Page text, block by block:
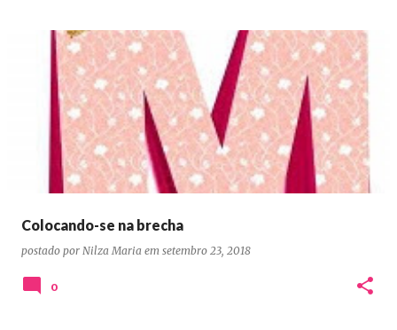
Colocando-se na brecha
postado por Nilza Maria em setembro 23, 2018
0